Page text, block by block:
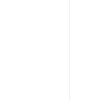
հնչելու է